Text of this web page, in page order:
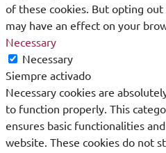
of these cookies. But opting
may have an effect on your
Necessary
Necessary
Siempre activado
Necessary cookies are
to function properly. This
ensures basic functionalities
website. These cookies do not